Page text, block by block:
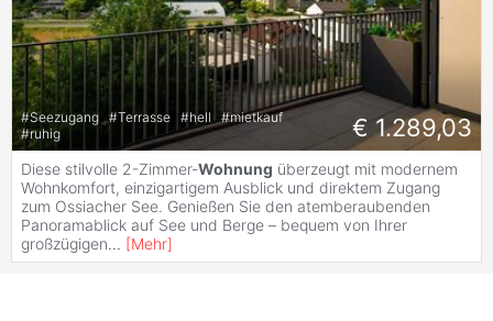
#Seezugang #Terrasse #hell #mietkauf
#ruhig € 1.289,03
Diese stilvolle 2-Zimmer-Wohnung überzeugt mit modernem
Wohnkomfort, einzigartigem Ausblick und direktem Zugang
zum Ossiacher See. Genießen Sie den atemberaubenden
Panoramablick auf See und Berge – bequem von Ihrer
großzügigen... [Mehr]